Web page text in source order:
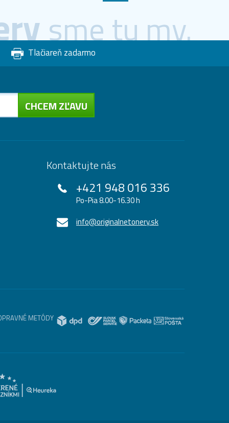
sme tu my.
Tlačiareň zadarmo
CHCEM ZĽAVU
Kontaktujte nás
+421 948 016 336
Po-Pia 8.00-16.30 h
info@originalnetonery.sk
METÓDY